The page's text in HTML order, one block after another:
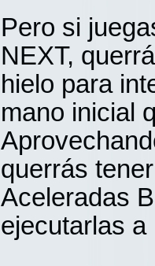
Pero si
NEXT,
hielo para
mano inicial
querrás
Aceleradas
ejecutarlas a